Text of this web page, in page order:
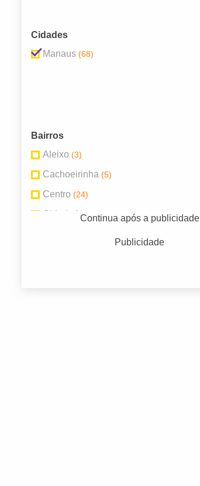
Cidades
Manaus (68)
Bairros
Aleixo (3)
Cachoeirinha (5)
Centro (24)
Cidade Nova(3)
Continua após a publicidade
Publicidade